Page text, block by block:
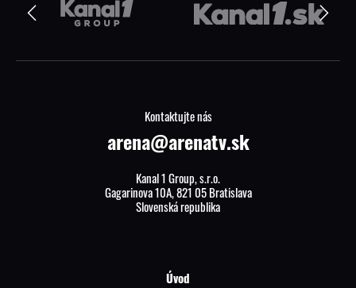
Kontaktujte nás
arena@arenatv.sk
Kanal 1 Group, s.r.o.
Gagarinova 10A, 821 05 Bratislava
Slovenská republika
Úvod